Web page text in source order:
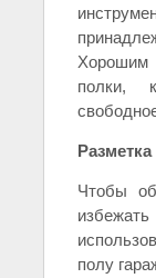
Хорошим
полки,
Чтобы
полу